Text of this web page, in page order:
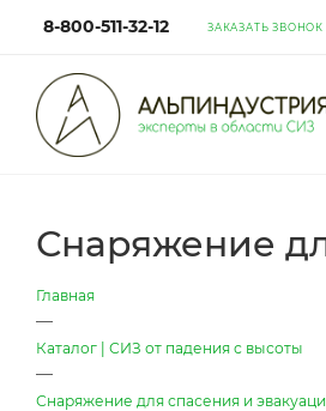
8-800-511-32-12 ЗАКАЗАТЬ ЗВОНОК
Снаряжение
Главная
—
Каталог | СИЗ от падения с высоты
—
Снаряжение для спасения и